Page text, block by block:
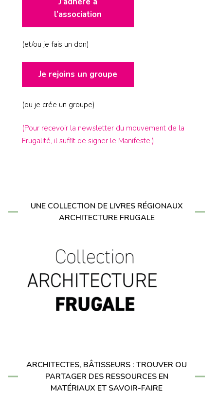
l’association
(et/ou je fais un don)
Je rejoins un groupe
(ou je crée un groupe)
(Pour recevoir la newsletter du mouvement de la
Frugalité, il suffit de signer le Manifeste.)
UNE COLLECTION DE LIVRES RÉGIONAUX
ARCHITECTURE FRUGALE
ARCHITECTES, BÂTISSEURS : TROUVER OU
PARTAGER DES RESSOURCES EN
MATÉRIAUX ET SAVOIR-FAIRE